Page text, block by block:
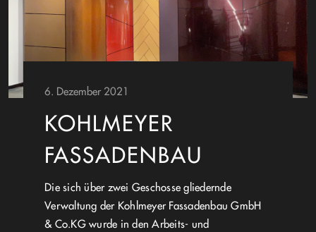
6. Dezember 2021
KOHLMEYER
FASSADENBAU
Die sich über zwei Geschosse gliedernde
Verwaltung der Kohlmeyer Fassadenbau GmbH
& Co.KG wurde in den Arbeits- und